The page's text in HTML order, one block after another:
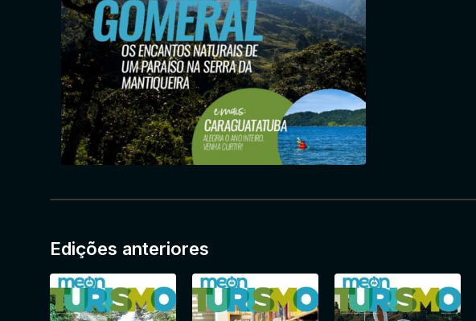
Edições anteriores